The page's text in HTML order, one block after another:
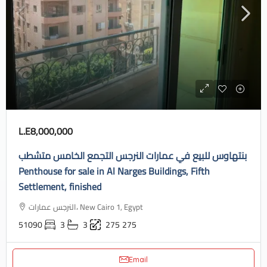
L.E8,000,000
بنتهاوس للبيع في عمارات النرجس التجمع الخامس متشطب
Penthouse for sale in Al Narges Buildings, Fifth
Settlement, finished
النرجس عمارات، New Cairo 1, Egypt
51090 3 3 275 275
Email